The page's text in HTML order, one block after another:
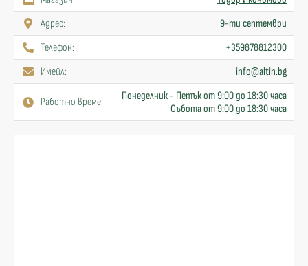
Адрес:
9-ти септември
Телефон:
+359878812300
Имейл:
info@altin.bg
Работно време:
Понеделник - Петък от 9:00 до 18:30 часа
Събота от 9:00 до 18:30 часа